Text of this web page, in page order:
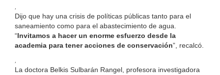
,
Dijo que hay una crisis de políticas públicas tanto para el
saneamiento como para el abastecimiento de agua.
“Invitamos a hacer un enorme esfuerzo desde la
academia para tener acciones de conservación”, recalcó.
,
La doctora Belkis Sulbarán Rangel, profesora investigadora